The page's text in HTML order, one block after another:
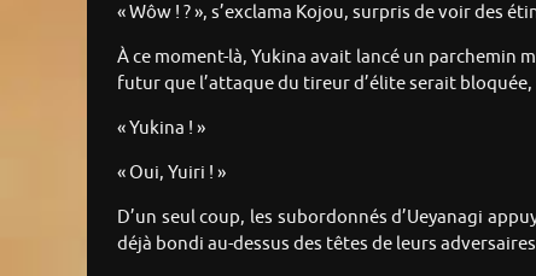
« Wôw ! ? », s’exclama Kojou, surpris de voir des
À ce moment-là, Yukina avait lancé un parchemin
futur que l’attaque du tireur d’élite serait
« Yukina ! »
« Oui, Yuiri ! »
D’un seul coup, les subordonnés d’Ueyanagi
déjà bondi au-dessus des têtes de leurs